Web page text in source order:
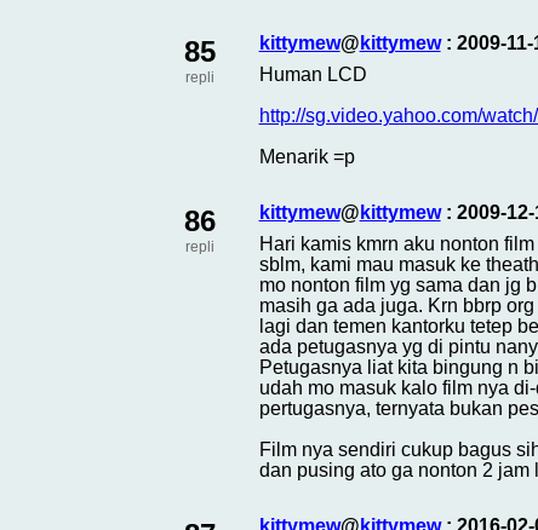
85
repli
kittymew@ kittymew: 2009-11-
Human LCD
http://sg.video.yahoo.com/
Menarik =p
86
repli
kittymew@ kittymew: 2009-12-
Hari kamis kmrn aku nonton
sblm, kami mau masuk ke
mo nonton film yg sama dan jg
masih ga ada juga. Krn bbrp
lagi dan temen kantorku tetep
ada petugasnya yg di pintu
Petugasnya liat kita bingung n
udah mo masuk kalo film nya
pertugasnya, ternyata bukan
Film nya sendiri cukup bagus
dan pusing ato ga nonton 2
kittymew@ kittymew: 2016-02-